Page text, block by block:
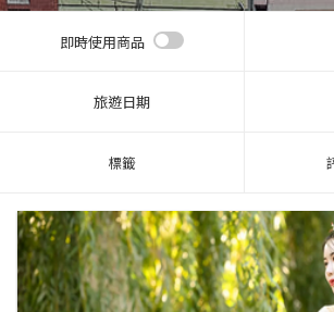
即時使用商品
旅遊日期
標籤